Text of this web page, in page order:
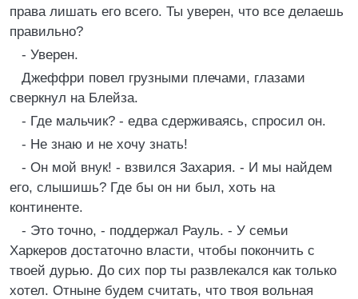
права лишать его всего. Ты уверен, что все делаешь
правильно?
- Уверен.
Джеффри повел грузными плечами, глазами
сверкнул на Блейза.
- Где мальчик? - едва сдерживаясь, спросил он.
- Не знаю и не хочу знать!
- Он мой внук! - взвился Захария. - И мы найдем
его, слышишь? Где бы он ни был, хоть на
континенте.
- Это точно, - поддержал Рауль. - У семьи
Харкеров достаточно власти, чтобы покончить с
твоей дурью. До сих пор ты развлекался как только
хотел. Отныне будем считать, что твоя вольная